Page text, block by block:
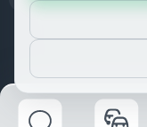
© 2026